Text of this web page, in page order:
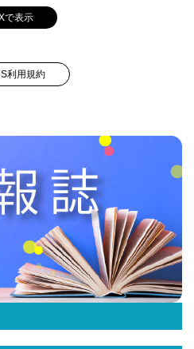
で表示
利用規約